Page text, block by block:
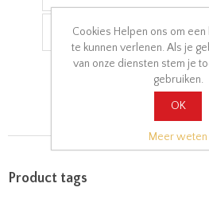
Product tags
Cookies Helpen ons om
te kunnen verlenen. Als je
van onze diensten stem je
gebruiken.
OK
Meer weten